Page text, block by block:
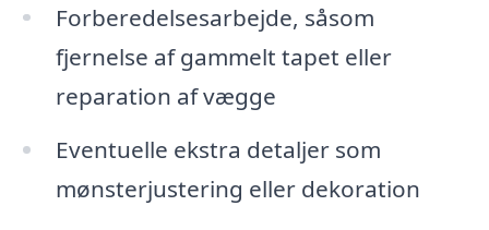
Forberedelsesarbejde, såsom
fjernelse af gammelt tapet eller
reparation af vægge
Eventuelle ekstra detaljer som
mønsterjustering eller dekoration